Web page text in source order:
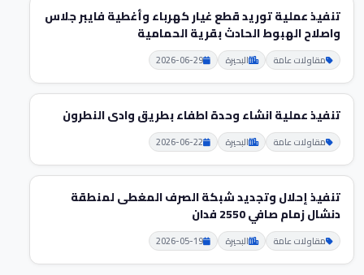
تنفيذ عملية توريد قطع غيار كهرباء وأغطية فايبر جلاس
واصلاح الهبوط الحادث بقرية الحمامية
مقاولات عامة البحيرة 2026-06-29
تنفيذ عملية انشاء وحدة اطفاء بطريق وادى النطرون
مقاولات عامة البحيرة 2026-06-22
تنفيذ إحلال وتجديد شبكة الصرف المغطى لمنطقة
دنشال زمام صافي 2550 فدان
مقاولات عامة البحيرة 2026-05-19